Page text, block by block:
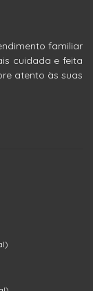
familiar
cuidada e feita
atento às suas